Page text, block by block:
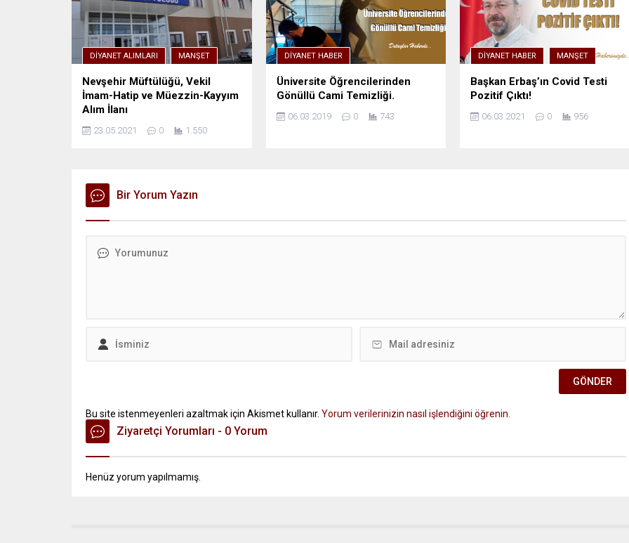
DIYANET ALIMLARI MANŞET
Nevşehir Müftülüğü, Vekil
İmam-Hatip ve Müezzin-Kayyım
Alım İlanı
23.05.2021 0 1.550
DIYANET HABER
Üniversite Öğrencilerinden
Gönüllü Cami Temizliği.
06.03.2019 0 743
DIYANET HABER MANŞET
Başkan Erbaş’ın Covid Testi
Pozitif Çıktı!
06.03.2021 0 956
Bir Yorum Yazın
Bu site istenmeyenleri azaltmak için Akismet kullanır. Yorum verilerinizin nasıl işlendiğini öğrenin.
Ziyaretçi Yorumları - 0 Yorum
Henüz yorum yapılmamış.